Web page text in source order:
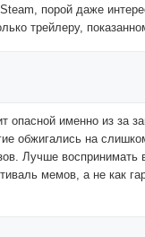
порой даже
трейлеру,
опасной именно из за
обжигались на
Лучше воспринимать
мемов, а не как